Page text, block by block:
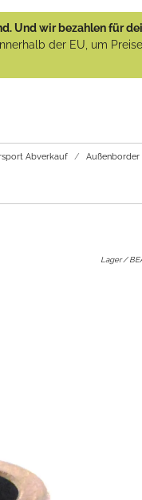
Und wir bezahlen für
der EU, um
Abverkauf Außenborder
Lager /